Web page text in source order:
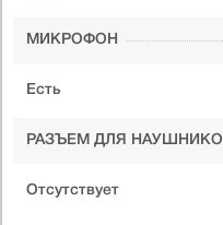
МИКРОФОН
Есть
РАЗЪЕМ ДЛЯ
Отсутствует